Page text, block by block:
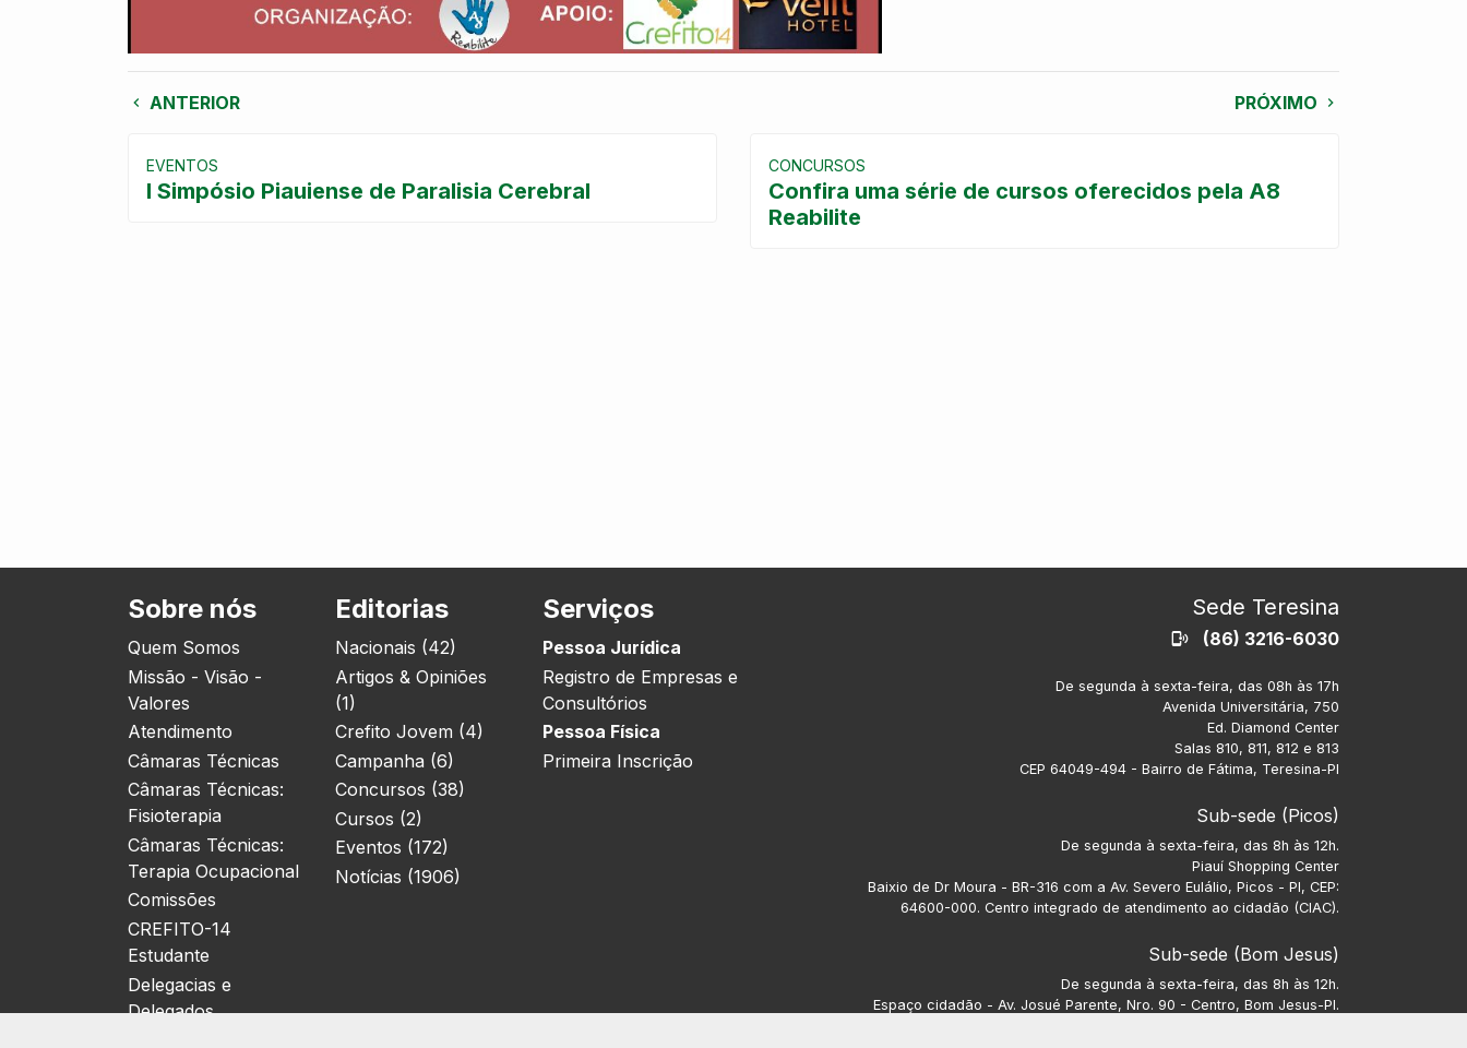
ANTERIOR PRÓXIMO
EVENTOS
I Simpósio Piauiense de Paralisia Cerebral
CONCURSOS
Confira uma série de cursos oferecidos pela A8
Reabilite
Sobre nós
Quem Somos
Missão - Visão -
Valores
Atendimento
Câmaras Técnicas
Câmaras Técnicas:
Fisioterapia
Câmaras Técnicas:
Terapia Ocupacional
Comissões
CREFITO-14
Estudante
Delegacias e
Delegados
Editorias
Nacionais (42)
Artigos & Opiniões
(1)
Crefito Jovem (4)
Campanha (6)
Concursos (38)
Cursos (2)
Eventos (172)
Notícias (1906)
Serviços
Pessoa Jurídica
Registro de Empresas e
Consultórios
Pessoa Física
Primeira Inscrição
Sede Teresina
(86) 3216-6030
De segunda à sexta-feira, das 08h às 17h
Avenida Universitária, 750
Ed. Diamond Center
Salas 810, 811, 812 e 813
CEP 64049-494 - Bairro de Fátima, Teresina-PI
Sub-sede (Picos)
De segunda à sexta-feira, das 8h às 12h.
Piauí Shopping Center
Baixio de Dr Moura - BR-316 com a Av. Severo Eulálio, Picos - PI, CEP:
64600-000. Centro integrado de atendimento ao cidadão (CIAC).
Sub-sede (Bom Jesus)
De segunda à sexta-feira, das 8h às 12h.
Espaço cidadão - Av. Josué Parente, Nro. 90 - Centro, Bom Jesus-PI.